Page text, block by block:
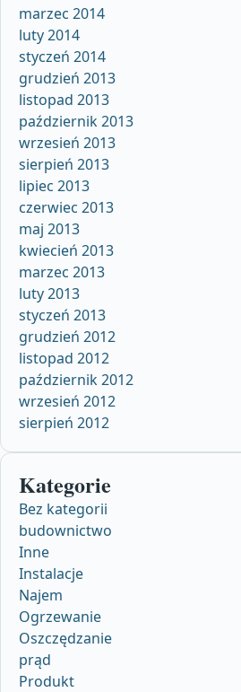
marzec 2014
luty 2014
styczeń 2014
grudzień 2013
listopad 2013
październik 2013
wrzesień 2013
sierpień 2013
lipiec 2013
czerwiec 2013
maj 2013
kwiecień 2013
marzec 2013
luty 2013
styczeń 2013
grudzień 2012
listopad 2012
październik 2012
wrzesień 2012
sierpień 2012
Kategorie
Bez kategorii
budownictwo
Inne
Instalacje
Najem
Ogrzewanie
Oszczędzanie
prąd
Produkt